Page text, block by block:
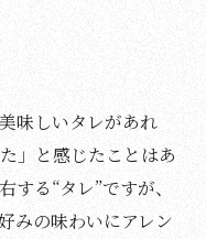
味しいタレがあれ
」と感じたことはあ
る“タレ”ですが、
みの味わいにアレン